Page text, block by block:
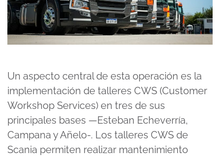
Un aspecto central de esta operación es la
implementación de talleres CWS (Customer
Workshop Services) en tres de sus
principales bases —Esteban Echeverría,
Campana y Añelo-. Los talleres CWS de
Scania permiten realizar mantenimiento